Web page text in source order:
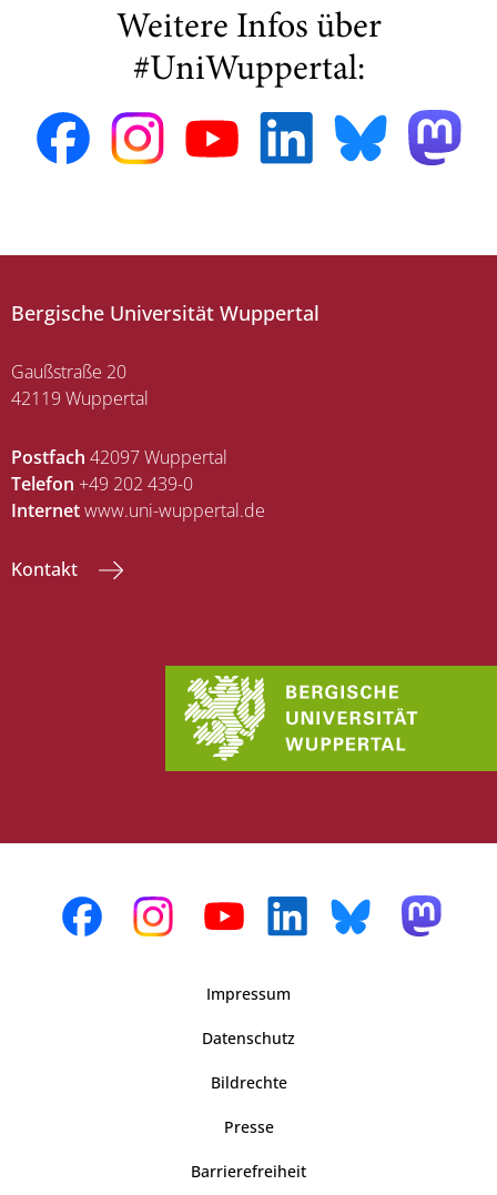
Weitere Infos über
#UniWuppertal:
Bergische Universität Wuppertal
Gaußstraße 20
42119 Wuppertal
Postfach 42097 Wuppertal
Telefon +49 202 439-0
Internetwww.uni-wuppertal.de
Kontakt
Impressum
Datenschutz
Bildrechte
Presse
Barrierefreiheit